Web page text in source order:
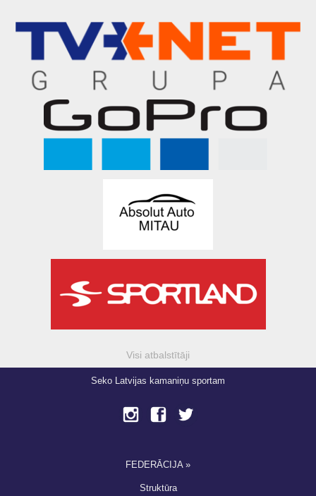
Visi atbalstītāji
Seko Latvijas kamaniņu sportam
FEDERĀCIJA »
Struktūra